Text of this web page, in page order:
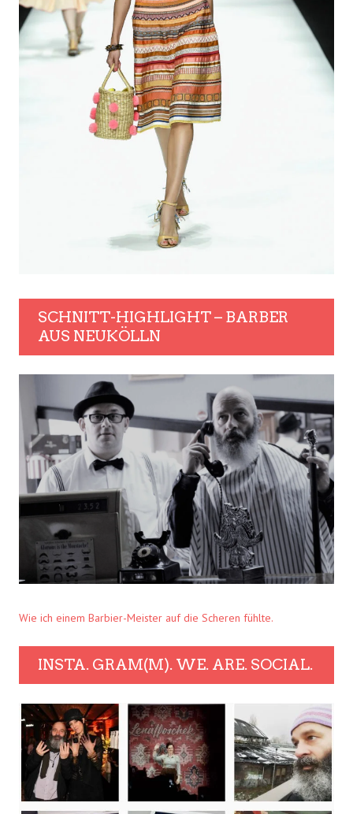
SCHNITT-HIGHLIGHT – BARBER
AUS NEUKÖLLN
Wie ich einem Barbier-Meister auf die Scheren fühlte.
INSTA. GRAM(M). WE. ARE. SOCIAL.